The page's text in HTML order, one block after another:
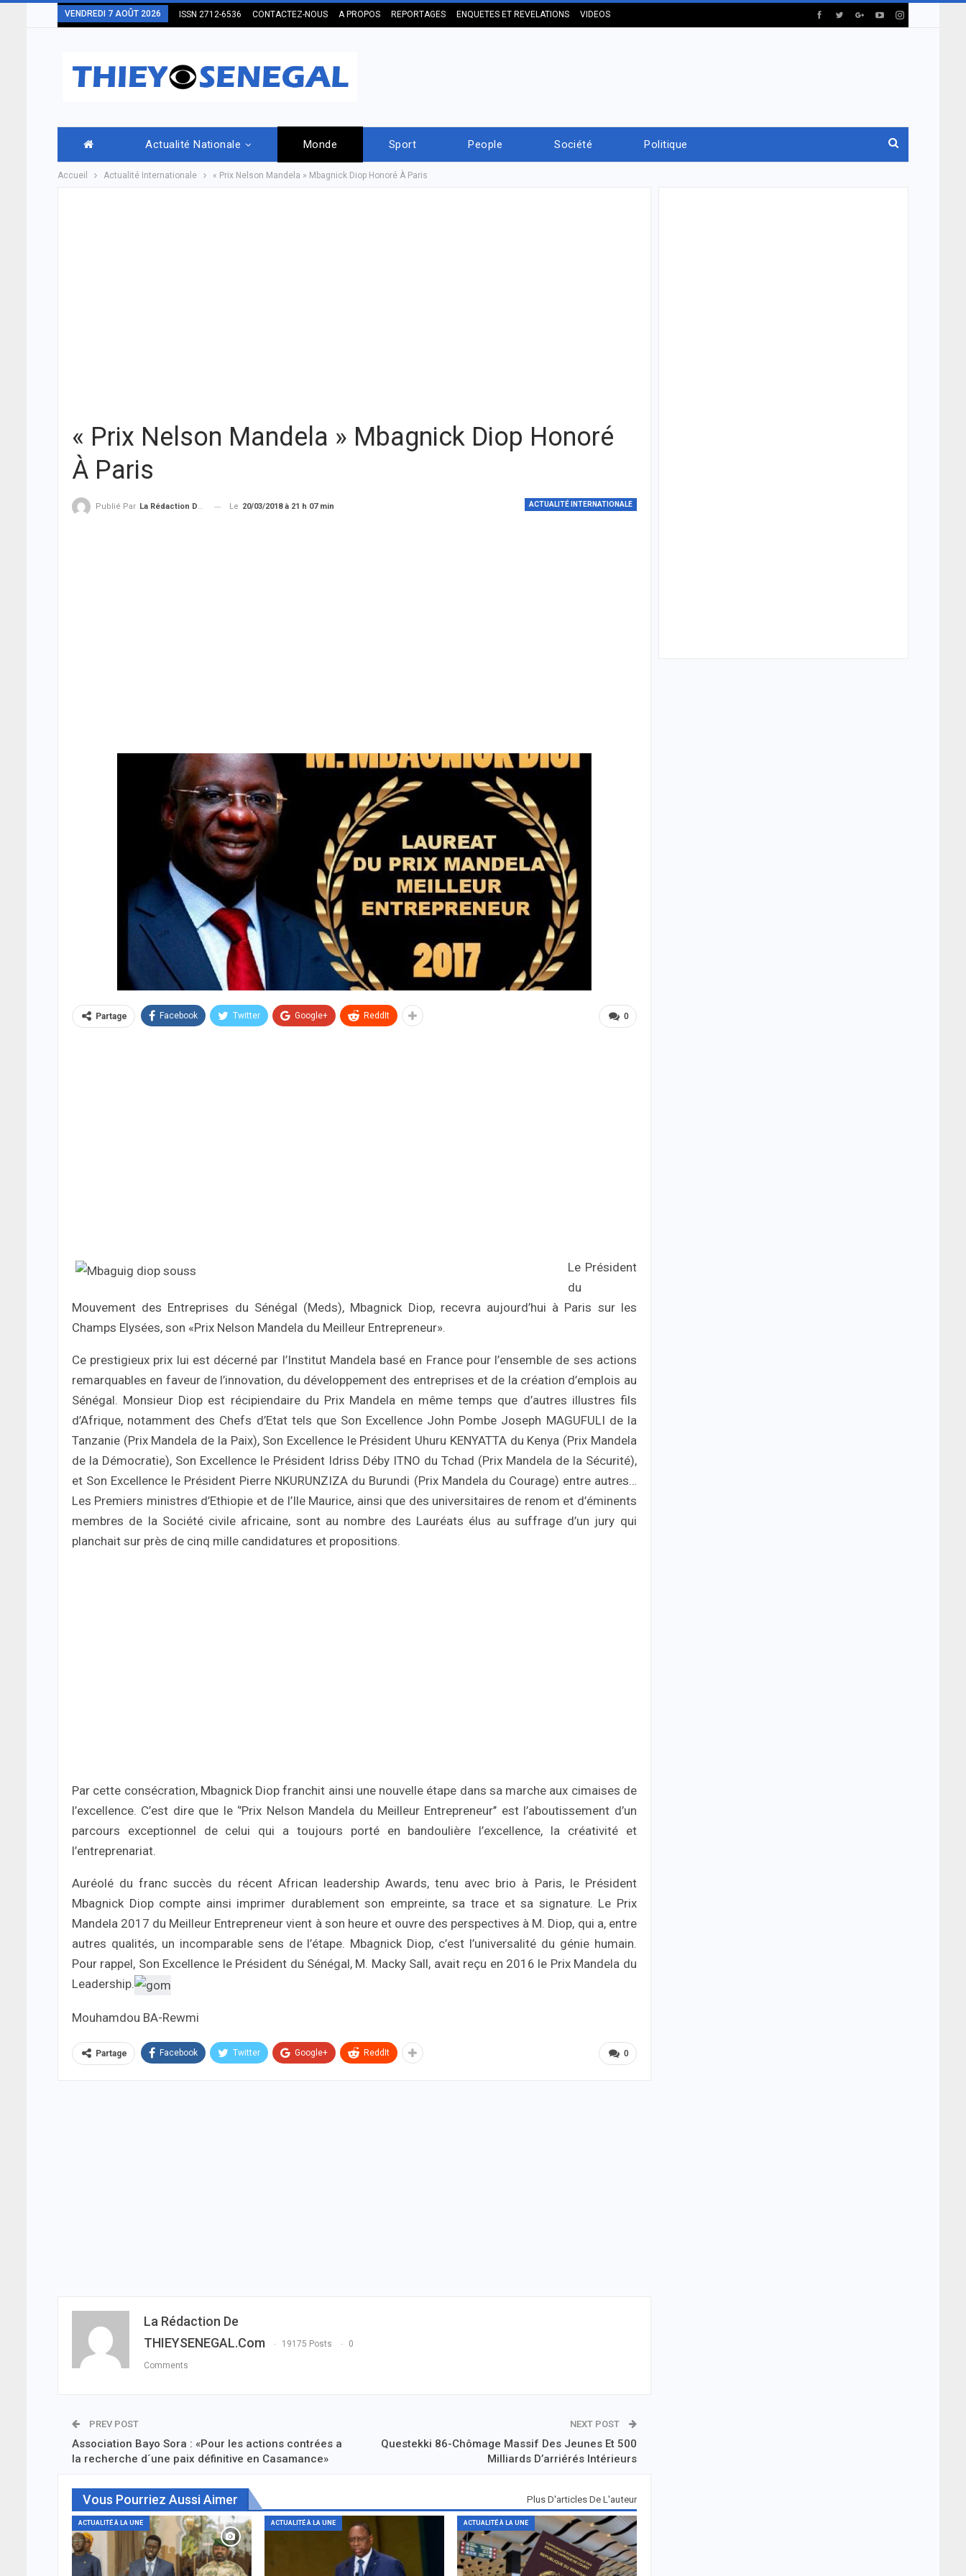
VENDREDI 7 AOÛT 2026 ISSN 2712-6536 CONTACTEZ-NOUS A PROPOS REPORTAGES ENQUETES ET REVELATIONS VIDEOS
Actualité Nationale Monde Sport People Société Politique
Accueil Actualité Internationale « Prix Nelson Mandela » Mbagnick Diop Honoré À Paris
« Prix Nelson Mandela » Mbagnick Diop Honoré
À Paris
ACTUALITÉ INTERNATIONALE
Publié Par La Rédaction De THIEYSENEGAL.com Le 20/03/2018 à 21 h 07 min
0
Partage Facebook Twitter Google+ ReddIt
Le Président
du
Mouvement des Entreprises du Sénégal (Meds), Mbagnick Diop, recevra aujourd’hui à Paris sur les
Champs Elysées, son «Prix Nelson Mandela du Meilleur Entrepreneur».
Ce prestigieux prix lui est décerné par l’Institut Mandela basé en France pour l’ensemble de ses actions
remarquables en faveur de l’innovation, du développement des entreprises et de la création d’emplois au
Sénégal. Monsieur Diop est récipiendaire du Prix Mandela en même temps que d’autres illustres fils
d’Afrique, notamment des Chefs d’Etat tels que Son Excellence John Pombe Joseph MAGUFULI de la
Tanzanie (Prix Mandela de la Paix), Son Excellence le Président Uhuru KENYATTA du Kenya (Prix Mandela
de la Démocratie), Son Excellence le Président Idriss Déby ITNO du Tchad (Prix Mandela de la Sécurité),
et Son Excellence le Président Pierre NKURUNZIZA du Burundi (Prix Mandela du Courage) entre autres…
Les Premiers ministres d’Ethiopie et de l’Ile Maurice, ainsi que des universitaires de renom et d’éminents
membres de la Société civile africaine, sont au nombre des Lauréats élus au suffrage d’un jury qui
planchait sur près de cinq mille candidatures et propositions.
Par cette consécration, Mbagnick Diop franchit ainsi une nouvelle étape dans sa marche aux cimaises de
l’excellence. C’est dire que le ‘’Prix Nelson Mandela du Meilleur Entrepreneur’’ est l’aboutissement d’un
parcours exceptionnel de celui qui a toujours porté en bandoulière l’excellence, la créativité et
l’entreprenariat.
Auréolé du franc succès du récent African leadership Awards, tenu avec brio à Paris, le Président
Mbagnick Diop compte ainsi imprimer durablement son empreinte, sa trace et sa signature. Le Prix
Mandela 2017 du Meilleur Entrepreneur vient à son heure et ouvre des perspectives à M. Diop, qui a, entre
autres qualités, un incomparable sens de l’étape. Mbagnick Diop, c’est l’universalité du génie humain.
Pour rappel, Son Excellence le Président du Sénégal, M. Macky Sall, avait reçu en 2016 le Prix Mandela du
Leadership.
Mouhamdou BA-Rewmi
0
Partage Facebook Twitter Google+ ReddIt
La Rédaction De
THIEYSENEGAL.com
19175 Posts 0
Comments
PREV POST
Association Bayo Sora : «Pour les actions contrées a
la recherche d´une paix définitive en Casamance»
NEXT POST
Questekki 86-Chômage Massif Des Jeunes Et 500
Milliards D’arriérés Intérieurs
Vous Pourriez Aussi Aimer Plus D'articles De L'auteur
ACTUALITÉ À LA UNE ACTUALITÉ À LA UNE ACTUALITÉ À LA UNE